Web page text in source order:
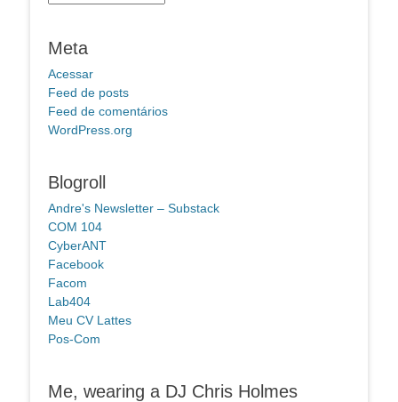
Meta
Acessar
Feed de posts
Feed de comentários
WordPress.org
Blogroll
Andre's Newsletter – Substack
COM 104
CyberANT
Facebook
Facom
Lab404
Meu CV Lattes
Pos-Com
Me, wearing a DJ Chris Holmes